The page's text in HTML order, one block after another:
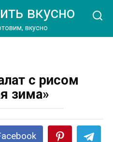
вкусно
вкусно
с рисом
зима»